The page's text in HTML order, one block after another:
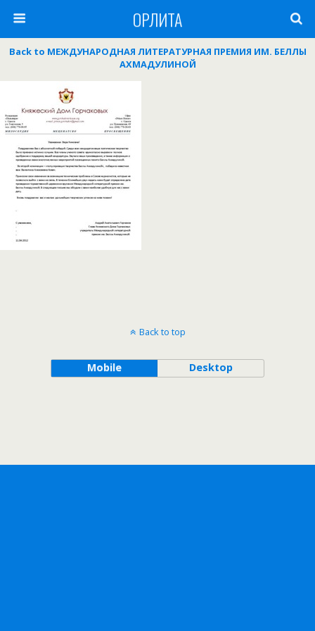
ОРЛИТА
Back to МЕЖДУНАРОДНАЯ ЛИТЕРАТУРНАЯ ПРЕМИЯ ИМ. БЕЛЛЫ
АХМАДУЛИНОЙ
Back to top
Mobile Desktop